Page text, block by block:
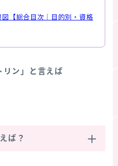
【総合目次｜目的別・資格
ン」と言えば
ば？